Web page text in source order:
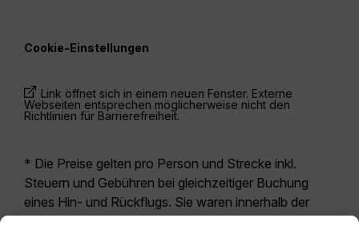
Cookie-Einstellungen
Link öffnet sich in einem neuen Fenster. Externe
Webseiten entsprechen möglicherweise nicht den
Richtlinien für Barrierefreiheit.
* Die Preise gelten pro Person und Strecke inkl.
Steuern und Gebühren bei gleichzeitiger Buchung
eines Hin- und Rückflugs. Sie waren innerhalb der